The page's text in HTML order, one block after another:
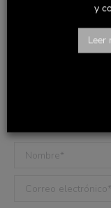
Nombre *
Correo electrónico *
y
Leer